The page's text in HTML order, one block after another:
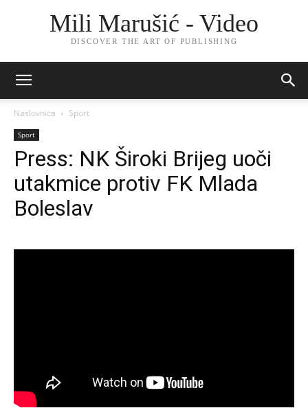
Mili Marušić - Video
DISCOVER THE ART OF PUBLISHING
Naslovnica Sport
Sport
Press: NK Široki Brijeg uoči
utakmice protiv FK Mlada
Boleslav